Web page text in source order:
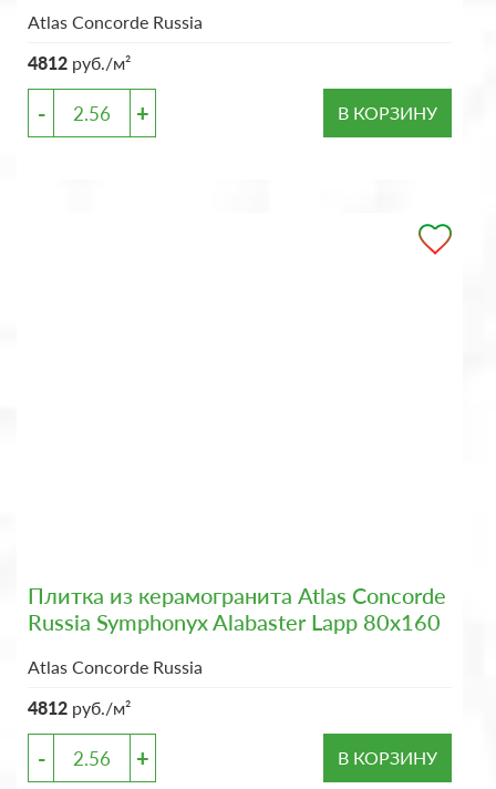
Atlas Concorde Russia
4812 руб./м²
- + В КОРЗИНУ
Плитка из керамогранита Atlas Concorde
Russia Symphonyx Alabaster Lapp 80x160
Atlas Concorde Russia
4812 руб./м²
- + В КОРЗИНУ